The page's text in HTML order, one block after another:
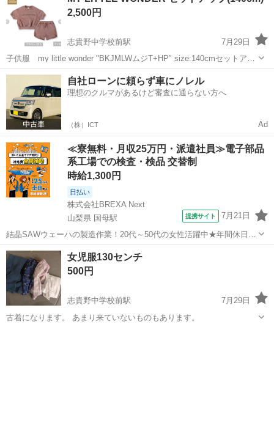
2,500円
志貴野中学校前駅
7月29日
子供服 my little wonder "BKJMLWムジT+HP" size:140cmセットアッ
プ カラー:ブラウン 品番: 258-0227 ご覧いただきありがとうございま
富山 高岡市 志貴野中学校前駅 キッズ用品
セットアップ
自社ローンに頼らず車にノレル
理想のクルマがあるけど審査に通らない方へ
（株）ICT Ad
≪寮無料・月収25万円・派遣社員≫電子部品
系工場での検査・検品 交替制
時給1,300円
日払い
株式会社BREXA Next
山梨県 国母駅
提携サイト 7月21日
結晶SAWウェーハの製造作業！20代～50代の女性活躍中★年間休日
120日＆土日祝休み！クリーンルーム内でのお仕事！日払い制度利用可
◎正社員登用制度あり！マイカー通勤可！《山梨県中巨摩郡昭和町》
人気の工場のお仕事 ◇結晶...
山梨 国母駅 その他
女児服130センチ
500円
志貴野中学校前駅
7月29日
古着になります。 あまり来ていないものもあります。